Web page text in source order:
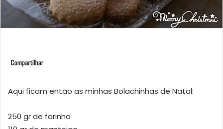
Aqui ficam então as minhas Bolachinhas de Natal:
250 gr de farinha